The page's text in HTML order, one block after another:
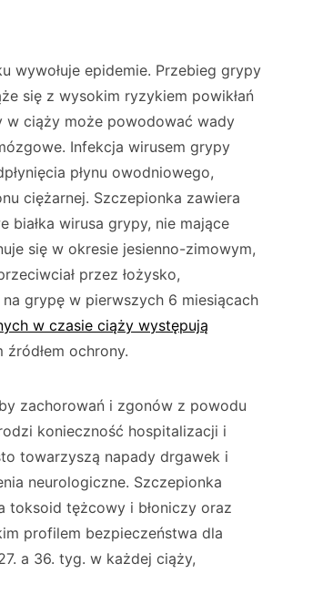
wywołuje epidemie. Przebieg grypy
się z wysokim ryzykiem powikłań
w ciąży może powodować wady
Infekcja wirusem grypy
płynu owodniowego,
ciężarnej. Szczepionka zawiera
wirusa grypy, nie mające
się w okresie jesienno-zimowym,
przez łożysko,
grypę w pierwszych 6 miesiącach
w czasie ciąży występują
ochrony.
zachorowań i zgonów z powodu
konieczność hospitalizacji i
towarzyszą napady drgawek i
neurologiczne. Szczepionka
toksoid tężcowy i błoniczy oraz
profilem bezpieczeństwa dla
a 36. tyg. w każdej ciąży,